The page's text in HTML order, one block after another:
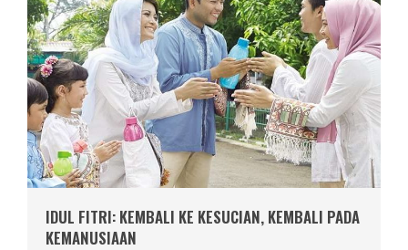
IDUL FITRI: KEMBALI KE KESUCIAN, KEMBALI PADA
KEMANUSIAAN